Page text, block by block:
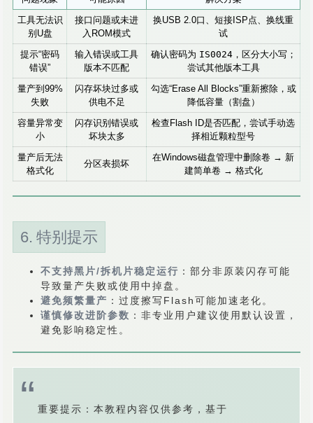
工具无法识
别U盘
接口问题或未进
入ROM模式
换USB 2.0口、短接ISP点、换线重
试
提示“密码
错误”
输入错误或工具
版本不匹配
确认密码为 IS0024，区分大小写；
尝试其他版本工具
量产到99%
失败
闪存坏块过多或
供电不足
勾选“Erase All Blocks”重新擦除，或
降低容量（割盘）
容量异常变
小
闪存识别错误或
坏块太多
检查Flash ID是否匹配，尝试手动选
择相近颗粒型号
量产后无法
格式化
分区表损坏
在Windows磁盘管理中删除卷 → 新
建简单卷 → 格式化
6. 特别提示
不支持黑片/拆机片稳定运行 ：部分非原装闪存可能
导致量产失败或使用中掉盘。
避免频繁量产 ：过度擦写Flash可能加速老化。
谨慎修改进阶参数 ：非专业用户建议使用默认设置，
避免影响稳定性。
重要提示：本教程内容仅供参考，基于